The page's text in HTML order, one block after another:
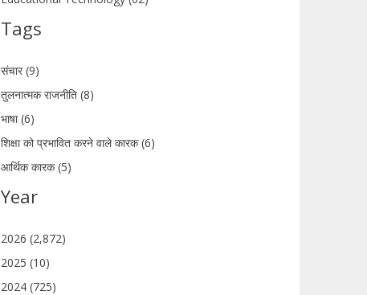
Tags
संचार (9)
तुलनात्मक राजनीति (8)
भाषा (6)
शिक्षा को प्रभावित करने वाले कारक (6)
आर्थिक कारक (5)
Year
2026 (2,872)
2025 (10)
2024 (725)